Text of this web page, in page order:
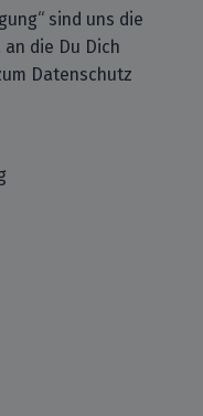
sind uns die
die Du Dich
Datenschutz